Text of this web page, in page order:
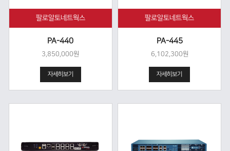
팔로알토네트웍스
PA-440
3,850,000원
자세히보기
팔로알토네트웍스
PA-445
6,102,300원
자세히보기